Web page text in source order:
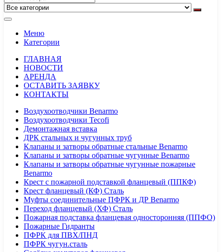
Меню
Категории
ГЛАВНАЯ
НОВОСТИ
АРЕНДА
ОСТАВИТЬ ЗАЯВКУ
КОНТАКТЫ
Воздухоотводчики Benarmo
Воздухоотводчики Tecofi
Демонтажная вставка
ДРК стальных и чугунных труб
Клапаны и затворы обратные стальные Benarmo
Клапаны и затворы обратные чугунные Benarmo
Клапаны и затворы обратные чугунные пожарные
Benarmo
Крест с пожарной подставкой фланцевый (ППКФ)
Крест фланцевый (КФ) Сталь
Муфты соединительные ПФРК и ДР Benarmo
Переход фланцевый (ХФ) Сталь
Пожарная подставка фланцевая односторонняя (ППФО)
Пожарные Гидранты
ПФРК для ПВХ/ПНД
ПФРК чугун.сталь